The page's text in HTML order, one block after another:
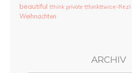
beautiful tthink private tthinkttwice-Rezi
Weihnachten
ARCHIV